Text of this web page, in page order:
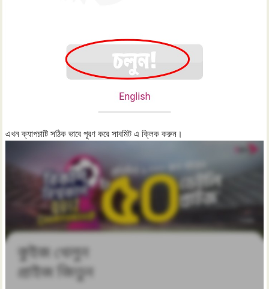
এখন ক্যাপচাটি সঠিক ভাবে পূরণ করে সাবমিট এ ক্লিক করুন।